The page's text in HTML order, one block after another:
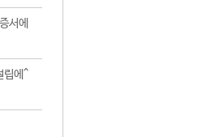
서에
립에^